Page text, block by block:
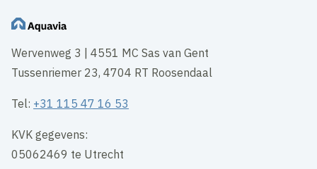
Wervenweg 3 | 4551 MC Sas van Gent
Tussenriemer 23, 4704 RT Roosendaal
Tel: +31 115 47 16 53
KVK gegevens:
05062469 te Utrecht